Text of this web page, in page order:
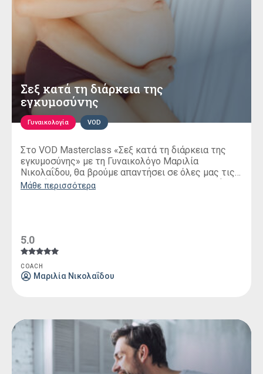
Σεξ κατά τη διάρκεια της
εγκυμοσύνης
Γυναικολογία VOD
Στο VOD Μasterclass «Σεξ κατά τη διάρκεια της
εγκυμοσύνης» με τη Γυναικολόγο Μαριλία
Νικολαΐδου, θα βρούμε απαντήσει σε όλες μας τις
ερωτήσεις και θα δώσει επιστημονικές απαντήσεις
Μάθε περισσότερα
5.0
με
5.00
από 5
COACH
Μαριλία Νικολαΐδου